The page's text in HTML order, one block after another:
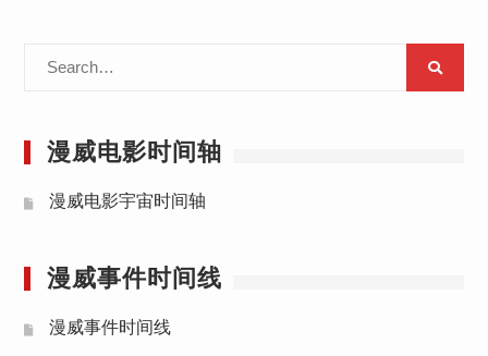
漫威电影时间轴
漫威电影宇宙时间轴
漫威事件时间线
漫威事件时间线